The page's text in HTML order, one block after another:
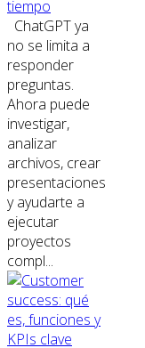
tiempo
ChatGPT ya
no se limita a
responder
preguntas.
Ahora puede
investigar,
analizar
archivos, crear
presentaciones
y ayudarte a
ejecutar
proyectos
compl...